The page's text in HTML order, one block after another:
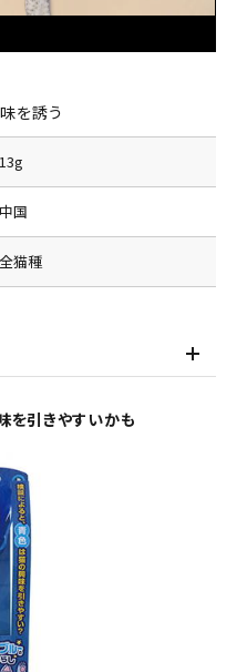
を誘う
13g
中国
全猫種
を引きやすいかも